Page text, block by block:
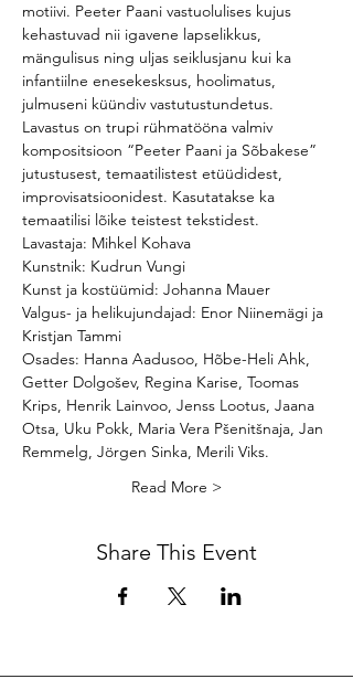
motiivi. Peeter Paani vastuolulises kujus
kehastuvad nii igavene lapselikkus,
mängulisus ning uljas seiklusjanu kui ka
infantiilne enesekesksus, hoolimatus,
julmuseni küündiv vastutustundetus.
Lavastus on trupi rühmatööna valmiv
kompositsioon “Peeter Paani ja Sõbakese”
jutustusest, temaatilistest etüüdidest,
improvisatsioonidest. Kasutatakse ka
temaatilisi lõike teistest tekstidest.
Lavastaja: Mihkel Kohava
Kunstnik: Kudrun Vungi
Kunst ja kostüümid: Johanna Mauer
Valgus- ja helikujundajad: Enor Niinemägi ja
Kristjan Tammi
Osades: Hanna Aadusoo, Hõbe-Heli Ahk,
Getter Dolgošev, Regina Karise, Toomas
Krips, Henrik Lainvoo, Jenss Lootus, Jaana
Otsa, Uku Pokk, Maria Vera Pšenitšnaja, Jan
Remmelg, Jörgen Sinka, Merili Viks.
Read More >
Share This Event